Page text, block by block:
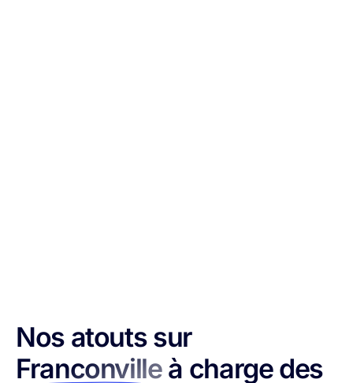
Nos atouts sur
Franconvilleà charge des